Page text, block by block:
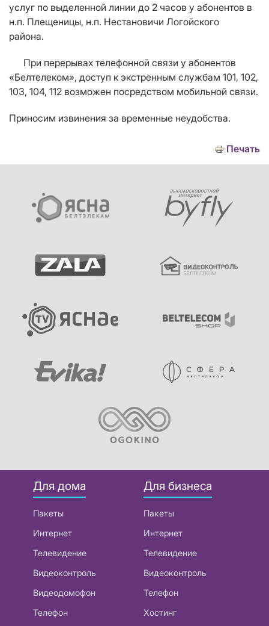
услуг по выделенной линии до 2 часов у абонентов в
н.п. Плещеницы, н.п. Нестановичи Логойского
района.
При перерывах телефонной связи у абонентов
«Белтелеком», доступ к экстренным службам 101, 102,
103, 104, 112 возможен посредством мобильной связи.
Приносим извинения за временные неудобства.
Печать
Для дома
Пакеты
Интернет
Телевидение
Видеоконтроль
Видеодомофон
Телефон
Для бизнеса
Пакеты
Интернет
Телевидение
Видеоконтроль
Телефон
Хостинг